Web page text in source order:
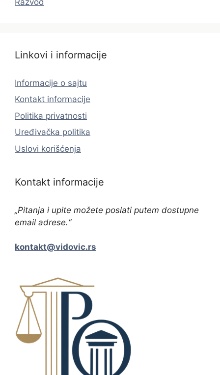
Linkovi i informacije
Informacije o sajtu
Kontakt informacije
Politika privatnosti
Uređivačka politika
Uslovi korišćenja
Kontakt informacije
„Pitanja i upite možete poslati putem dostupne
email adrese.“
kontakt@vidovic.rs